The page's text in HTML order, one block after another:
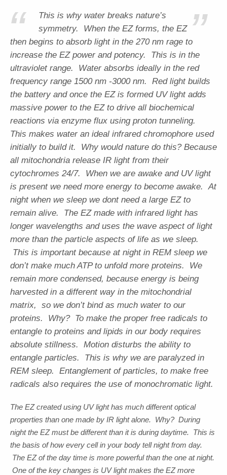
”
“
This is why water breaks nature’s
symmetry. When the EZ forms, the EZ
then begins to absorb light in the 270 nm rage to
increase the EZ power and potency. This is in the
ultraviolet range. Water absorbs ideally in the red
frequency range 1500 nm -3000 nm. Red light builds
the battery and once the EZ is formed UV light adds
massive power to the EZ to drive all biochemical
reactions via enzyme flux using proton tunneling.
This makes water an ideal infrared chromophore used
initially to build it. Why would nature do this? Because
all mitochondria release IR light from their
cytochromes 24/7. When we are awake and UV light
is present we need more energy to become awake. At
night when we sleep we dont need a large EZ to
remain alive. The EZ made with infrared light has
longer wavelengths and uses the wave aspect of light
more than the particle aspects of life as we sleep.
This is important because at night in REM sleep we
don’t make much ATP to unfold more proteins. We
remain more condensed, because energy is being
harvested in a different way in the mitochondrial
matrix, so we don’t bind as much water to our
proteins. Why? To make the proper free radicals to
entangle to proteins and lipids in our body requires
absolute stillness. Motion disturbs the ability to
entangle particles. This is why we are paralyzed in
REM sleep. Entanglement of particles, to make free
radicals also requires the use of monochromatic light.
The EZ created using UV light has much different optical
properties than one made by IR light alone. Why? During
night the EZ must be different than it is during daytime. This is
the basis of how every cell in your body tell night from day.
The EZ of the day time is more powerful than the one at night.
One of the key changes is UV light makes the EZ more